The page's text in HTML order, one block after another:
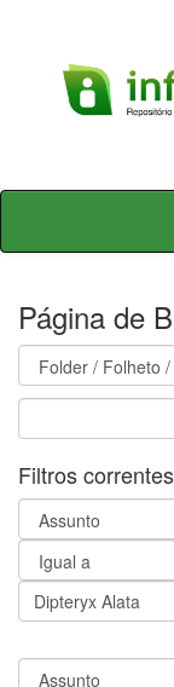
Skip
Página de
Filtros